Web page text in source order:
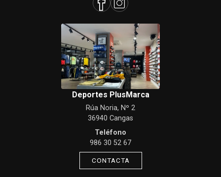
Deportes PlusMarca
Rúa Noria, Nº 2
36940 Cangas
Teléfono
986 30 52 67
CONTACTA